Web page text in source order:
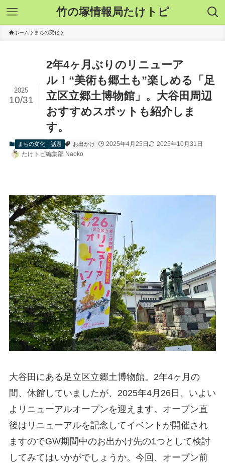
竹の塚情報局たけトピ
ホーム まちの変化
2年4ヶ月ぶりのリニューア
ル！“美術も郷土も”楽しめる「足
立区立郷土博物館」。大谷田周辺
おすすめスポットも紹介しま
す。
2025
10/31
まちの変化 話題 お出かけ 2025年4月25日
2025年10月31日
たけトピ編集部 Naoko
大谷田にある足立区立郷土博物館。2年4ヶ月の
間、休館していましたが、2025年4月26日、いよい
よリニューアルオープンを迎えます。オープン直
後はリニューアルを記念してイベントが開催され
ますのでGW期間中のお出かけ先の1つとして検討
してみてはいかがでしょうか。今回、オープン前